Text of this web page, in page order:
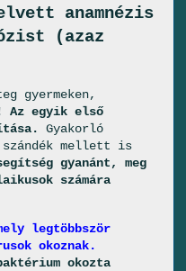
anamnézis
(azaz
gyermeken,
Az egyik első
Gyakorló
mellett is
gyanánt, meg
számára
legtöbbször
okoznak.
okozta